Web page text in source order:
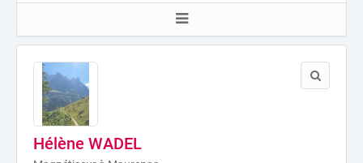
Hélène WADEL